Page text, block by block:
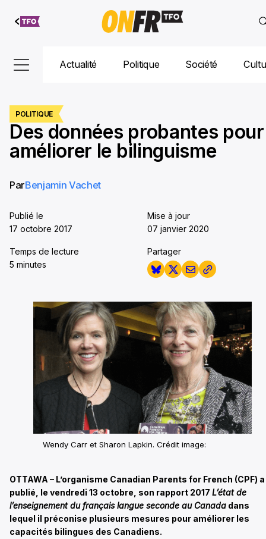
Aller au
contenu
Actualité Politique Société
POLITIQUE
Des données probantes pour
améliorer le bilinguisme
ParBenjamin Vachet
Publié le
17 octobre 2017
Mise à jour
07 janvier 2020
Temps de lecture
5 minutes
Partager
Wendy Carr et Sharon Lapkin. Crédit image:
OTTAWA – L’organisme Canadian Parents for French (CPF) a
publié, le vendredi 13 octobre, son rapport 2017 L’état de
l’enseignement du français langue seconde au Canada dans
lequel il préconise plusieurs mesures pour améliorer les
capacités bilingues des Canadiens.